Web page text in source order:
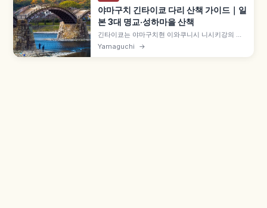
야마구치 긴타이쿄 다리 산책 가이드｜일
본 3대 명교·성하마을 산책
긴타이쿄는 야마구치현 이와쿠니시 니시키강의 목
조 다리로, 1673년 이와쿠니번 3대 번주 깃카와 히
로요시가 놓은 일본 3대 명교 중 하나입니다. 길이
Yamaguchi →